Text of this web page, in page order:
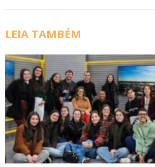
LEIA TAMBÉM